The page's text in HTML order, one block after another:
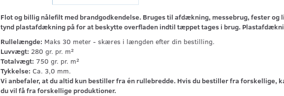
Flot og billig nålefilt med brandgodkendelse. Bruges til afdækning, messebrug, fester og
tynd plastafdækning på for at beskytte overfladen indtil tæppet tages i brug.
Rullelængde: Maks 30 meter - skæres i længden efter din bestilling.
Luvvægt: 280 gr. pr. m²
Totalvægt: 750 gr. pr. m²
Tykkelse: Ca. 3,0 mm.
Vi anbefaler, at du altid kun bestiller fra én rullebredde. Hvis du bestiller fra forskellige,
du vil få fra forskellige produktioner.